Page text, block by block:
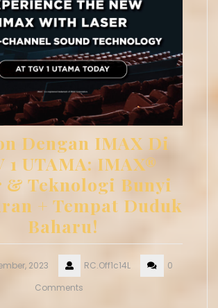
Dengan IMAX Di
1 UTAMA: IMAX®
& Teknologi Bunyi
+ Tempat Duduk
Baharu!
2023 RC.Off1c14L
0
Comments